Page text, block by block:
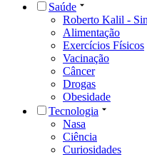
Saúde
Roberto Kalil -
Alimentação
Exercícios Físicos
Vacinação
Câncer
Drogas
Obesidade
Tecnologia
Nasa
Ciência
Curiosidades